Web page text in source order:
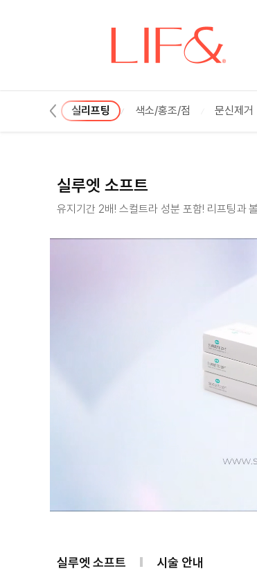
실리프팅 색소/홍조/점 문신제거
실루엣 소프트
유지기간 2배! 스컬트라 성분 포함! 리프팅과
실루엣 소프트 시술 안내